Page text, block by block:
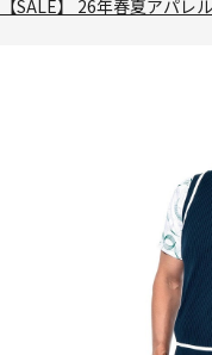
【SALE】 26年春夏アパ